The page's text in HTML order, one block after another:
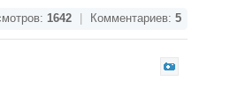
1642 Комментариев: 5